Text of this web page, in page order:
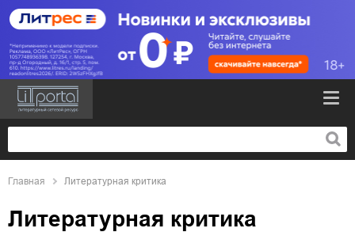
Главная Литературная критика
Литературная критика